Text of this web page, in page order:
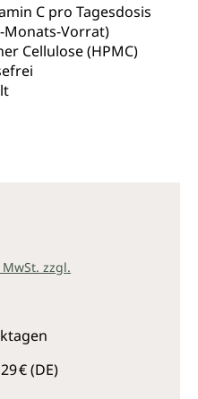
C pro Tagesdosis
Monats-Vorrat)
Cellulose (HPMC)
zzgl.
€ (DE)